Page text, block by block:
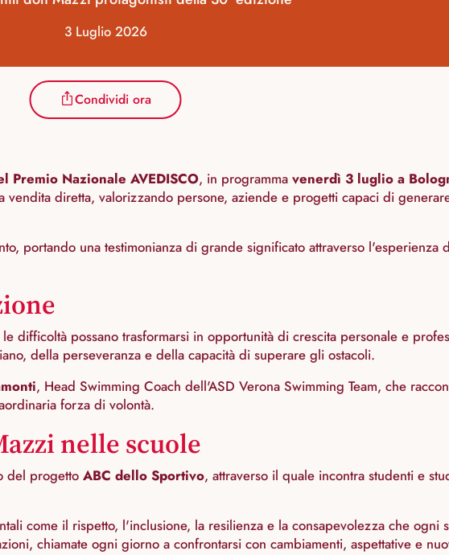
3 Luglio 2026
Condividi ora
Premio Nazionale AVEDISCO, in programma venerdì 3 luglio a
diretta, valorizzando persone, aziende e progetti capaci di
portando una testimonianza di grande significato attraverso l'esperienza
possano trasformarsi in opportunità di crescita personale e
della perseveranza e della capacità di superare gli ostacoli.
, Head Swimming Coach dell'ASD Verona Swimming Team, che
forza di volontà.
nelle scuole
del progetto ABC dello Sportivo, attraverso il quale incontra studenti e
come il rispetto, l'inclusione, la resilienza e la consapevolezza che ogni
chiamate ogni giorno a confrontarsi con cambiamenti, aspettative e